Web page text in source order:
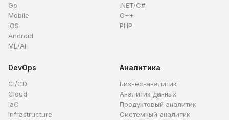
Go
Mobile
iOS
Android
ML/AI
.NET/C#
C++
PHP
DevOps
CI/CD
Cloud
IaC
Infrastructure
Аналитика
Бизнес-аналитик
Аналитик данных
Продуктовый аналитик
Системный аналитик